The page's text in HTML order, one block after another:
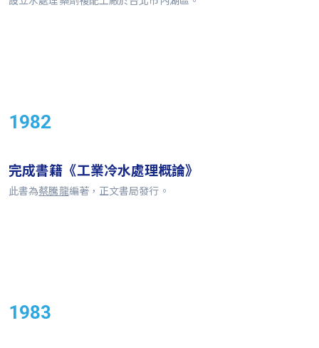
1982
完成書籍《工業冷水處理概論》
此書為蔡騰龍編著，正文書局發行。
1983